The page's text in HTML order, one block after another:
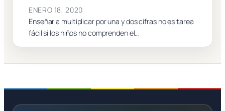
ENERO 18, 2020
Enseñar a multiplicar por una y dos cifras no es tarea
fácil si los niños no comprenden el…